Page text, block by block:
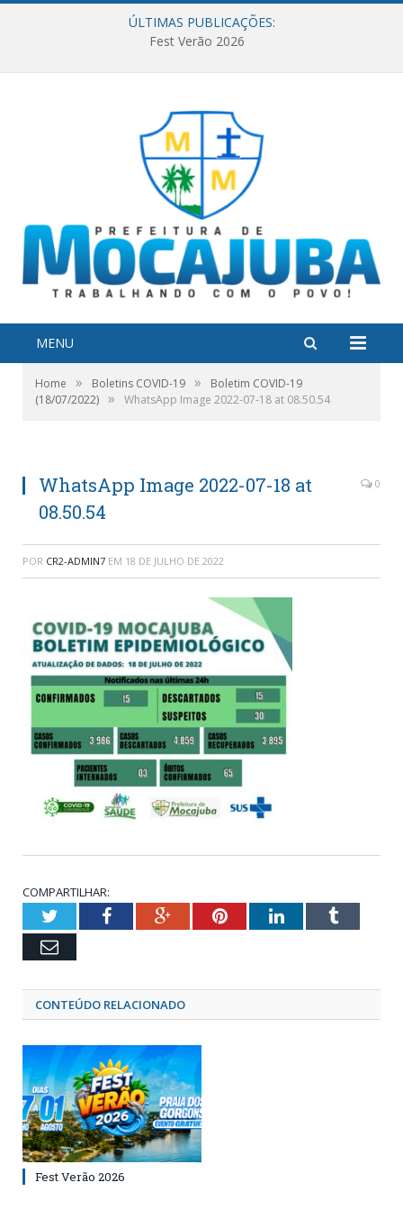
ÚLTIMAS PUBLICAÇÕES:
Fest Verão 2026
MENU
Home » Boletins COVID-19 »
Boletim COVID-19
(18/07/2022) » WhatsApp Image 2022-07-18 at 08.50.54
WhatsApp Image 2022-07-18 at
08.50.54
0
POR CR2-ADMIN7 EM 18 DE JULHO DE 2022
COMPARTILHAR:
TwitterFacebookGoogle+PinterestLinkedInTumblr
Email
CONTEÚDO RELACIONADO
Fest Verão 2026